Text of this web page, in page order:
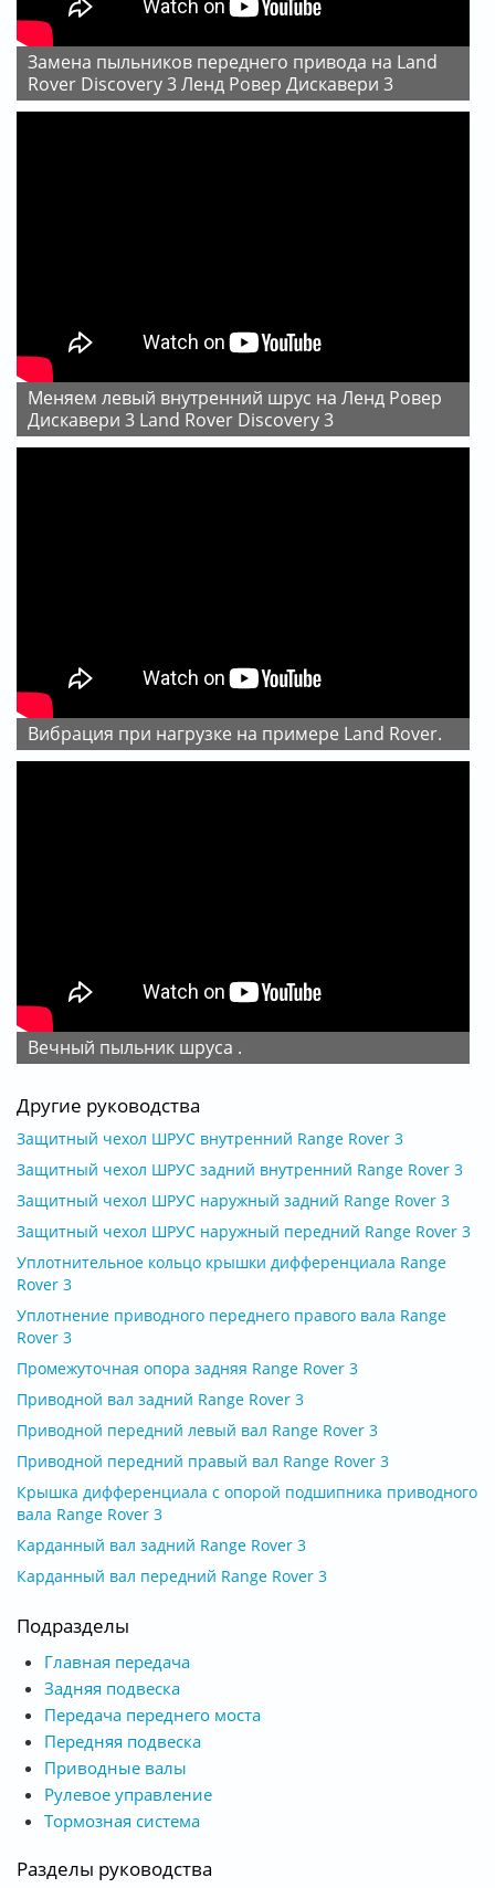
Замена пыльников переднего привода на Land
Rover Discovery 3 Ленд Ровер Дискавери 3
Меняем левый внутренний шрус на Ленд Ровер
Дискавери 3 Land Rover Discovery 3
Вибрация при нагрузке на примере Land Rover.
Вечный пыльник шруса .
Другие руководства
Защитный чехол ШРУС внутренний Range Rover 3
Защитный чехол ШРУС задний внутренний Range Rover 3
Защитный чехол ШРУС наружный задний Range Rover 3
Защитный чехол ШРУС наружный передний Range Rover 3
Уплотнительное кольцо крышки дифференциала Range
Rover 3
Уплотнение приводного переднего правого вала Range
Rover 3
Промежуточная опора задняя Range Rover 3
Приводной вал задний Range Rover 3
Приводной передний левый вал Range Rover 3
Приводной передний правый вал Range Rover 3
Крышка дифференциала с опорой подшипника приводного
вала Range Rover 3
Карданный вал задний Range Rover 3
Карданный вал передний Range Rover 3
Подразделы
Главная передача
Задняя подвеска
Передача переднего моста
Передняя подвеска
Приводные валы
Рулевое управление
Тормозная система
Разделы руководства